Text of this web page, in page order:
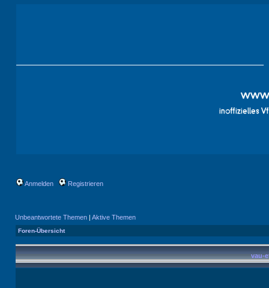
Anmelden Registrieren
Unbeantwortete Themen | Aktive Themen
Foren-Übersicht
vau-